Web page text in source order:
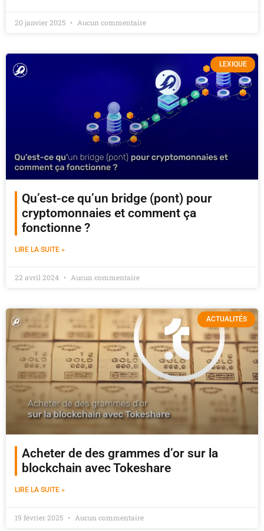
20 janvier 2025 Aucun commentaire
LEXIQUE
Qu’est-ce qu’un bridge (pont) pour
cryptomonnaies et comment ça
fonctionne ?
LIRE LA SUITE »
22 avril 2024 Aucun commentaire
ACTUALITÉS
Acheter de des grammes d’or sur la
blockchain avec Tokeshare
LIRE LA SUITE »
19 février 2025 Aucun commentaire